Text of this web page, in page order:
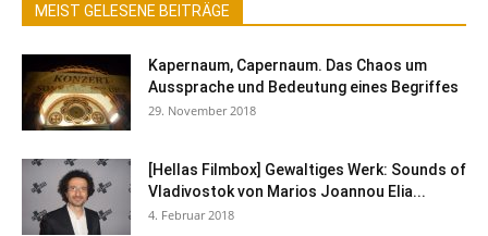
MEIST GELESENE BEITRÄGE
Kapernaum, Capernaum. Das Chaos um
Aussprache und Bedeutung eines Begriffes
29. November 2018
[Hellas Filmbox] Gewaltiges Werk: Sounds of
Vladivostok von Marios Joannou Elia...
4. Februar 2018